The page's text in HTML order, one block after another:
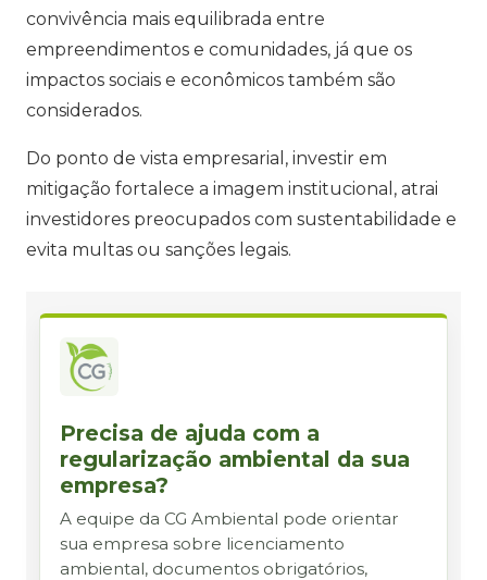
convivência mais equilibrada entre
empreendimentos e comunidades, já que os
impactos sociais e econômicos também são
considerados.
Do ponto de vista empresarial, investir em
mitigação fortalece a imagem institucional, atrai
investidores preocupados com sustentabilidade e
evita multas ou sanções legais.
Precisa de ajuda com a
regularização ambiental da sua
empresa?
A equipe da CG Ambiental pode orientar
sua empresa sobre licenciamento
ambiental, documentos obrigatórios,